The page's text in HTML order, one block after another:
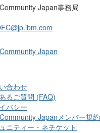
Japan事務局
Japan
合わせ
るご質問 (FAQ)
バシー
Japanメンバー規約
ニティー・ネチケット